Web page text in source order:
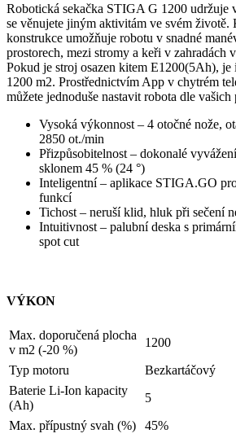
Robotická sekačka STIGA G 1200 udržuje
se věnujete jiným aktivitám ve svém životě.
konstrukce umožňuje robotu v snadné
prostorech, mezi stromy a keři v zahradách
Pokud je stroj osazen kitem E1200(5Ah), je
1200 m2. Prostřednictvím App v chytrém
můžete jednoduše nastavit robota dle vašich
Vysoká výkonnost – 4 otočné nože,
2850 ot./min
Přizpůsobitelnost – dokonalé
sklonem 45 % (24 °)
Inteligentní – aplikace STIGA.GO
funkcí
Tichost – neruší klid, hluk při sečení
Intuitivnost – palubní deska s
spot cut
VÝKON
Max. doporučená plocha
v m2 (-20 %)
1200
Typ motoru
Bezkartáčový
Baterie Li-Ion kapacity
(Ah)
5
Max. přípustný svah (%)
45%